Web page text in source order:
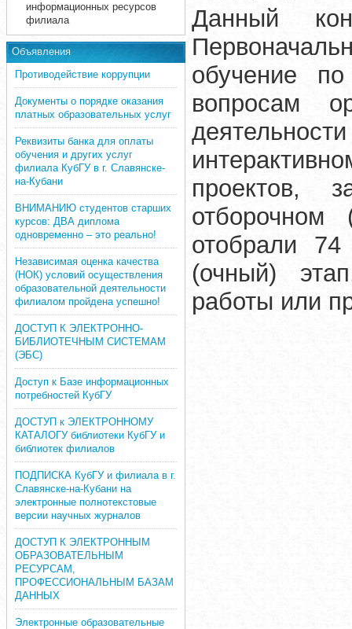
информационных ресурсов
филиала
Объявления
Противодействие коррупции
Документы о порядке оказания
платных образовательных услуг
Реквизиты банка для оплаты
обучения и других услуг
филиала КубГУ в г. Славянске-
на-Кубани
ВНИМАНИЮ студентов старших
курсов: ДВА диплома
одновременно – это реально!
Независимая оценка качества
(НОК) условий осуществления
образовательной деятельности
филиалом пройдена успешно!
ДОСТУП К ЭЛЕКТРОННО-
БИБЛИОТЕЧНЫМ СИСТЕМАМ
(ЭБС)
Доступ к Базе информационных
потребностей КубГУ
ДОСТУП к ЭЛЕКТРОННОМУ
КАТАЛОГУ библиотеки КубГУ и
библиотек филиалов
ПОДПИСКА КубГУ и филиала в г.
Славянске-на-Кубани на
электронные полнотекстовые
версии научных журналов
ДОСТУП К ЭЛЕКТРОННЫМ
ОБРАЗОВАТЕЛЬНЫМ
РЕСУРСАМ,
ПРОФЕССИОНАЛЬНЫМ БАЗАМ
ДАННЫХ
Электронные образовательные
Данный
обучение
вопросам
проектов,
отборочном
отобрали
(очный)
работы или